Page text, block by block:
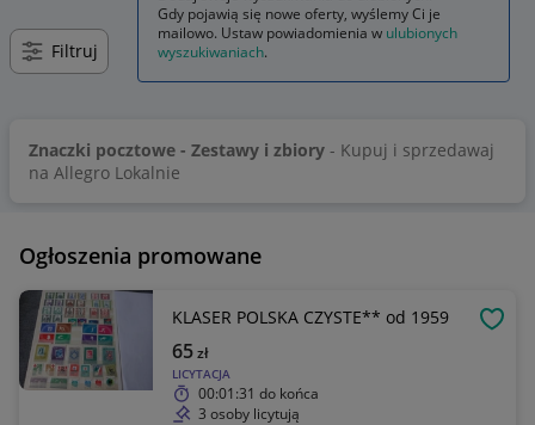
Filtruj
Znaczki pocztowe - Zestawy i zbiory - Kupuj i sprzedawaj
na Allegro Lokalnie
Ogłoszenia promowane
KLASER POLSKA CZYSTE** od 1959
LICYTACJA
65zł
00:01:31 do końca
3 osoby licytują
Gdy pojawią się nowe oferty, wyślemy Ci je
mailowo. Ustaw powiadomienia w ulubionych
wyszukiwaniach.